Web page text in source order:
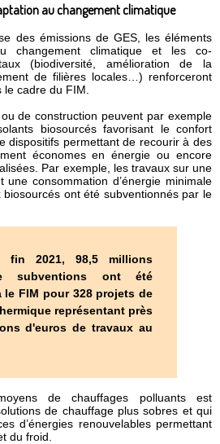
au changement climatique
des émissions de GES, les éléments
changement climatique et les co-
(biodiversité, amélioration de la
de filières locales…) renforceront
le cadre du FIM.
de construction peuvent par exemple
biosourcés favorisant le confort
dispositifs permettant de recourir à des
économes en énergie ou encore
Par exemple, les travaux sur une
consommation d’énergie minimale
ont été subventionnés par le
fin 2021, 98,5 millions
subventions ont été
le FIM pour 328 projets de
représentant près
d'euros de travaux au
de chauffages polluants est
de chauffage plus sobres et qui
d’énergies renouvelables permettant
du froid.